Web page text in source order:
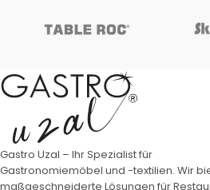
Gastro Uzal – Ihr Spezialist für
Gastronomiemöbel und -textilien. Wir
maßgeschneiderte Lösungen für